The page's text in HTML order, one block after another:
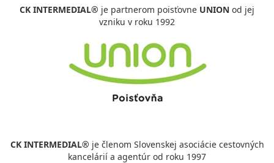
CK INTERMEDIAL® je partnerom poisťovne UNION od jej
vzniku v roku 1992
CK INTERMEDIAL® je členom Slovenskej asociácie cestovných
kancelárií a agentúr od roku 1997